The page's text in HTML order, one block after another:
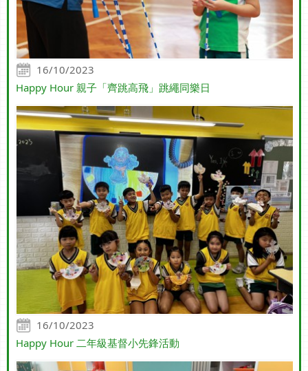
16/10/2023
Happy Hour 親子「齊跳高飛」跳繩同樂日
16/10/2023
Happy Hour 二年級基督小先鋒活動